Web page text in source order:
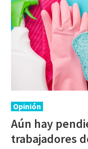
Opinión
Aún hay
trabajadores